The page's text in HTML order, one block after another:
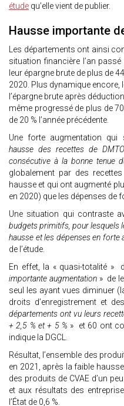
étude qu’elle vient de publier.
Hausse importante
Les départements ont ainsi
situation financière l’an
leur épargne brute de plus de
2020. Plus dynamique encore,
l’épargne brute après
même progressé de plus de
de 20 % l’année précédente.
Une forte augmentation qui
hausse des recettes de DMTO
consécutive à la bonne tenue
globalement par des
hausse et qui ont augmenté
en 2020) que les dépenses de
Une situation qui contraste
budgets primitifs, pour lesquels
hausse et les dépenses en forte
de l’étude.
En effet, la « quasi-totalité »
importante augmentation» de
seul les ayant vues diminuer
droits d’enregistrement et
départements ont vu leurs
+ 2,5 % et + 5 % » et 60 ont
indique la DGCL.
Résultat, l’ensemble des
en 2021, après la faible
des produits de CVAE d’un
et aux résultats des
l’État de 0,6 %.